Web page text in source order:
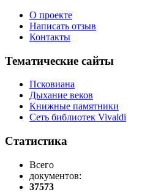
О проекте
Написать отзыв
Контакты
Тематические сайты
Псковиана
Дыхание веков
Книжные памятники
Сеть библиотек Vivaldi
Статистика
Всего
документов:
37573